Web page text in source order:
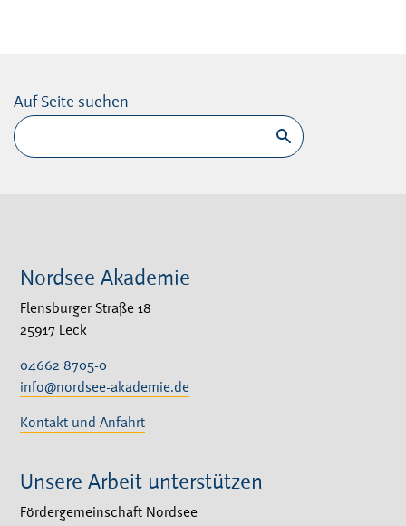
Auf Seite suchen
Suchen
Nordsee Akademie
Flensburger Straße 18
25917 Leck
04662 8705-0
info@nordsee-akademie.de
Kontakt und Anfahrt
Unsere Arbeit unterstützen
Fördergemeinschaft Nordsee